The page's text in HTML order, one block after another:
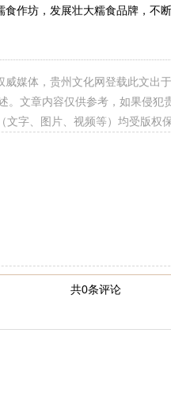
作坊，发展壮大糯食品牌，不
媒体，贵州文化网登载此文出
。文章内容仅供参考，如果侵
字、图片、视频等）均受版权
共0条评论